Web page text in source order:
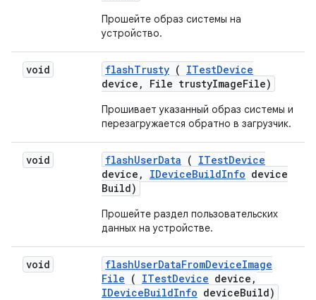
Прошейте образ системы на
устройство.
void flashTrusty ( ITestDevice
device , File trustyImageFile)
Прошивает указанный образ системы и
перезагружается обратно в загрузчик.
void flashUserData ( ITestDevice
device , IDeviceBuildInfo device
Build)
Прошейте раздел пользовательских
данных на устройстве.
void flashUserDataFromDeviceImage
File ( ITestDevice device ,
IDeviceBuildInfo deviceBuild)